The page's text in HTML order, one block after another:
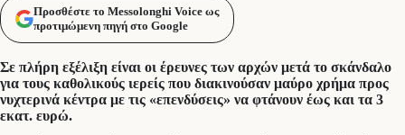
Προσθέστε το Messolonghi Voice ως
προτιμώμενη πηγή στο Google
Σε πλήρη εξέλιξη είναι οι έρευνες των αρχών μετά το σκάνδαλο
για τους καθολικούς ιερείς που διακινούσαν μαύρο χρήμα προς
νυχτερινά κέντρα με τις «επενδύσεις» να φτάνουν έως και τα 3
εκατ. ευρώ.